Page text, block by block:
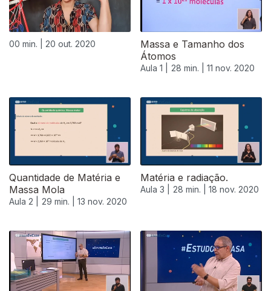
00 min. | 20 out. 2020
Massa e Tamanho dos
Átomos
Aula 1 | 28 min. | 11 nov. 2020
Quantidade de Matéria e
Massa Mola
Aula 2 | 29 min. | 13 nov. 2020
Matéria e radiação.
Aula 3 | 28 min. | 18 nov. 2020